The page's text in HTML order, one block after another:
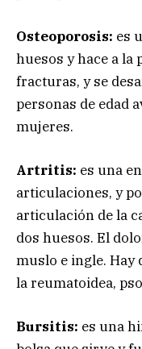
Osteoporosis: es
huesos y hace a
fracturas, y se
personas de edad
mujeres.
Artritis: es una
articulaciones, y
articulación de la
dos huesos. El
muslo e ingle.
la reumatoidea,
Bursitis: es una